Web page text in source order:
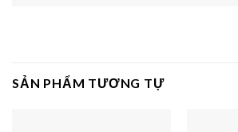
SẢN PHẨM TƯƠNG TỰ